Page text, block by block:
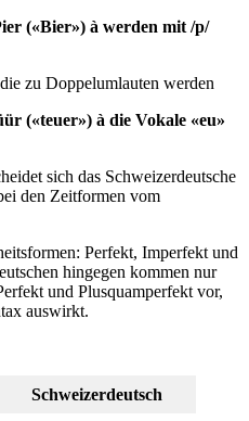
(«Bier») à werden mit /p/
die zu Doppelumlauten werden
(«teuer») à die Vokale «eu»
sich das Schweizerdeutsche
den Zeitformen vom
Perfekt, Imperfekt und
hingegen kommen nur
und Plusquamperfekt vor,
auswirkt.
Schweizerdeutsch